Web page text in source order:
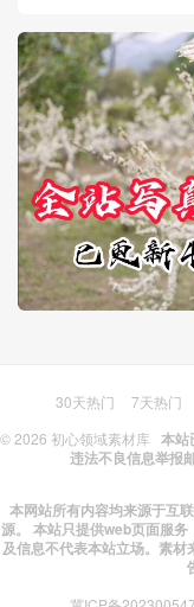
30天热门 7天热门
© 2026 初心领域素材库 本站
违法不良信息举报
本网站所有内容均来源于互
源。 本站只提供web页面服
及信息不代表本站立场。素